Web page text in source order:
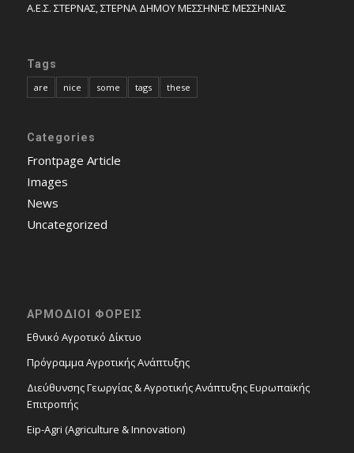
Α.Ε.Σ. ΣΤΕΡΝΑΣ, ΣΤΕΡΝΑ ΔΗΜΟΥ ΜΕΣΣΗΝΗΣ ΜΕΣΣΗΝΙΑΣ
Tags
are nice some tags these
Categories
Frontpage Article
Images
News
Uncategorized
ΑΡΜΟΔΙΟΙ ΦΟΡΕΙΣ
Εθνικό Αγροτικό Δίκτυο
Πρόγραμμα Αγροτικής Ανάπτυξης
Διεύθυνσης Γεωργίας & Αγροτικής Ανάπτυξης Ευρωπαϊκής
Επιτροπής
Eip-Agri (Agriculture & Innovation)